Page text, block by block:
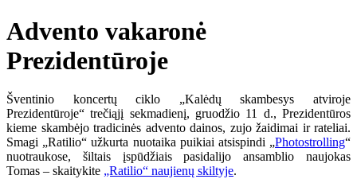
Advento vakaronė
Prezidentūroje
Šventinio koncertų ciklo „Kalėdų skambesys atviroje
Prezidentūroje“ trečiąjį sekmadienį, gruodžio 11 d., Prezidentūros
kieme skambėjo tradicinės advento dainos, zujo žaidimai ir rateliai.
Smagi „Ratilio“ užkurta nuotaika puikiai atsispindi „Photostrolling“
nuotraukose, šiltais įspūdžiais pasidalijo ansamblio naujokas
Tomas – skaitykite „Ratilio“ naujienų skiltyje.